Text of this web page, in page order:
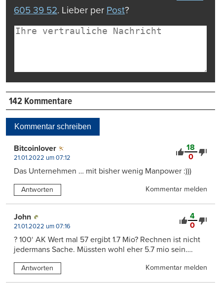
605 39 52. Lieber per Post?
142 Kommentare
Kommentar schreiben
18
0
Bitcoinlover
21.01.2022 um 07:12
Das Unternehmen … mit bisher wenig Manpower :)))
Antworten Kommentar melden
4
0
John
21.01.2022 um 07:16
? 100‘ AK Wert mal 57 ergibt 1.7 Mio? Rechnen ist nicht
jedermans Sache. Müssten wohl eher 5.7 mio sein….
Antworten Kommentar melden